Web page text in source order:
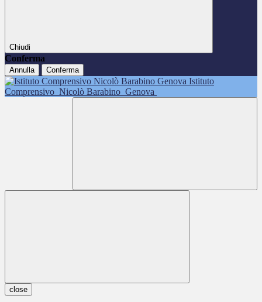
Chiudi
Conferma
Annulla Conferma
Istituto
Comprensivo Nicolò Barabino Genova
close